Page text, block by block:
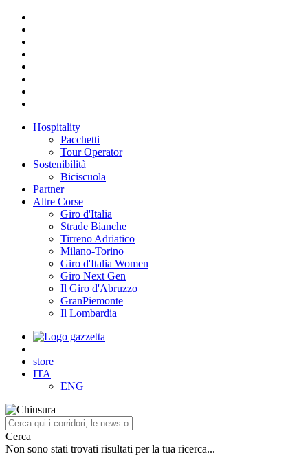
Hospitality
Pacchetti
Tour Operator
Sostenibilità
Biciscuola
Partner
Altre Corse
Giro d'Italia
Strade Bianche
Tirreno Adriatico
Milano-Torino
Giro d'Italia Women
Giro Next Gen
Il Giro d'Abruzzo
GranPiemonte
Il Lombardia
store
ITA
ENG
Cerca
Non sono stati trovati risultati per la tua ricerca...